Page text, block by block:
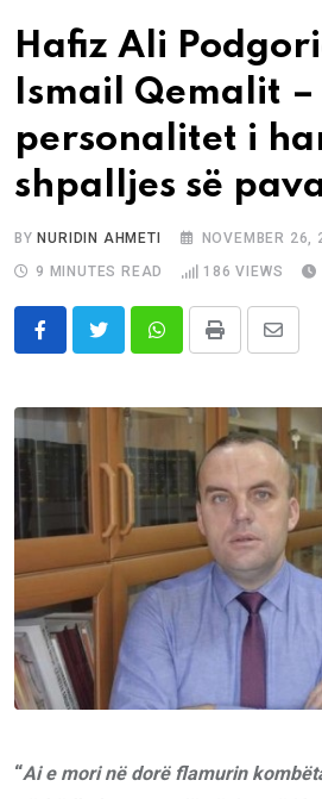
Hafiz Ali
Ismail Qemalit –
personalitet i
shpalljes së
BY NURIDIN AHMETI
NOVEMBER 26,
9 MINUTES READ
186 VIEWS
WhatsappPrint
Share
Email
“Ai e mori në dorë flamurin